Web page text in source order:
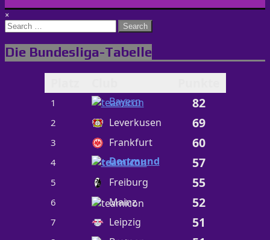
×
Search
for:
Die Bundesliga-Tabelle
1 Bayern 82
2 Leverkusen 69
3 Frankfurt 60
4 Dortmund 57
5 Freiburg 55
6 Mainz 52
7 Leipzig 51